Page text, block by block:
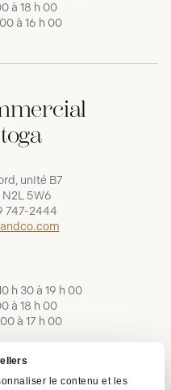
le contenu et les
à 18 h 00
à 16 h 00
unité B7
5W6
747-2444
h 30 à 19 h 00
à 18 h 00
à 17 h 00